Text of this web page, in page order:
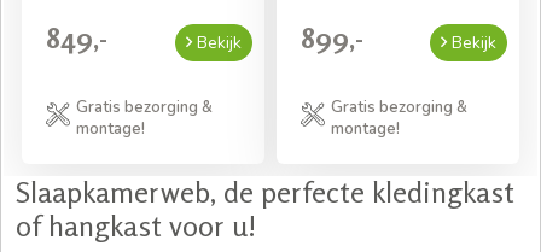
849,- Bekijk
Gratis bezorging &
montage!
899,- Bekijk
Gratis bezorging &
montage!
Slaapkamerweb, de perfecte kledingkast
of hangkast voor u!